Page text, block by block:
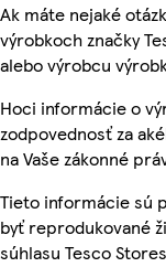
Ak máte nejaké
výrobkoch značky
alebo výrobcu
Hoci informácie o
zodpovednosť za
na Vaše zákonné
Tieto informácie sú
byť reprodukované
súhlasu Tesco